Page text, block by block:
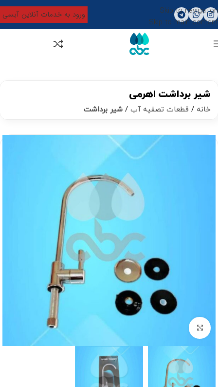
Skip to navigation
Skip to main content
ورود به خدمات آنلاین آبسی
شیر برداشت اهرمی
خانه قطعات تصفیه آب شیر برداشت
برای بزرگنمایی کلیک کنید